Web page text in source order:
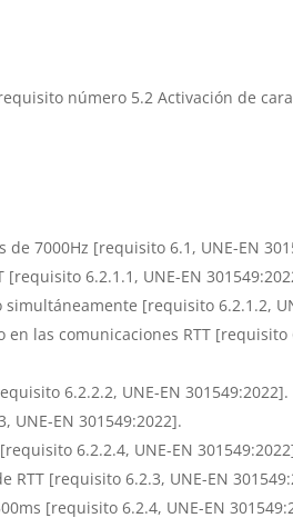
número 5.2 Activación de
7000Hz [requisito 6.1, UNE-EN
6.2.1.1, UNE-EN
[requisito 6.2.1.2,
las comunicaciones RTT [requisito
6.2.2.2, UNE-EN 301549:2022].
EN 301549:2022].
6.2.2.4, UNE-EN
[requisito 6.2.3, UNE-EN
[requisito 6.2.4, UNE-EN